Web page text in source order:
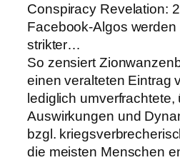
Conspiracy Revelation:
Facebook-Algos werden
strikter…
So zensiert
einen veralteten Eintrag
lediglich umverfrachtete,
Auswirkungen und
bzgl.
die meisten Menschen